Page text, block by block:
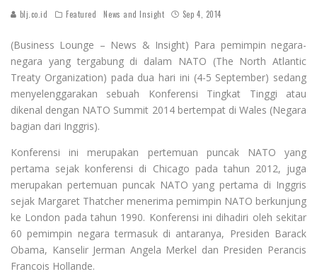
blj.co.id Featured News and Insight Sep 4, 2014
(Business Lounge – News & Insight) Para pemimpin negara-
negara yang tergabung di dalam NATO (The North Atlantic
Treaty Organization) pada dua hari ini (4-5 September) sedang
menyelenggarakan sebuah Konferensi Tingkat Tinggi atau
dikenal dengan NATO Summit 2014 bertempat di Wales (Negara
bagian dari Inggris).
Konferensi ini merupakan pertemuan puncak NATO yang
pertama sejak konferensi di Chicago pada tahun 2012, juga
merupakan pertemuan puncak NATO yang pertama di Inggris
sejak Margaret Thatcher menerima pemimpin NATO berkunjung
ke London pada tahun 1990. Konferensi ini dihadiri oleh sekitar
60 pemimpin negara termasuk di antaranya, Presiden Barack
Obama, Kanselir Jerman Angela Merkel dan Presiden Perancis
Francois Hollande.